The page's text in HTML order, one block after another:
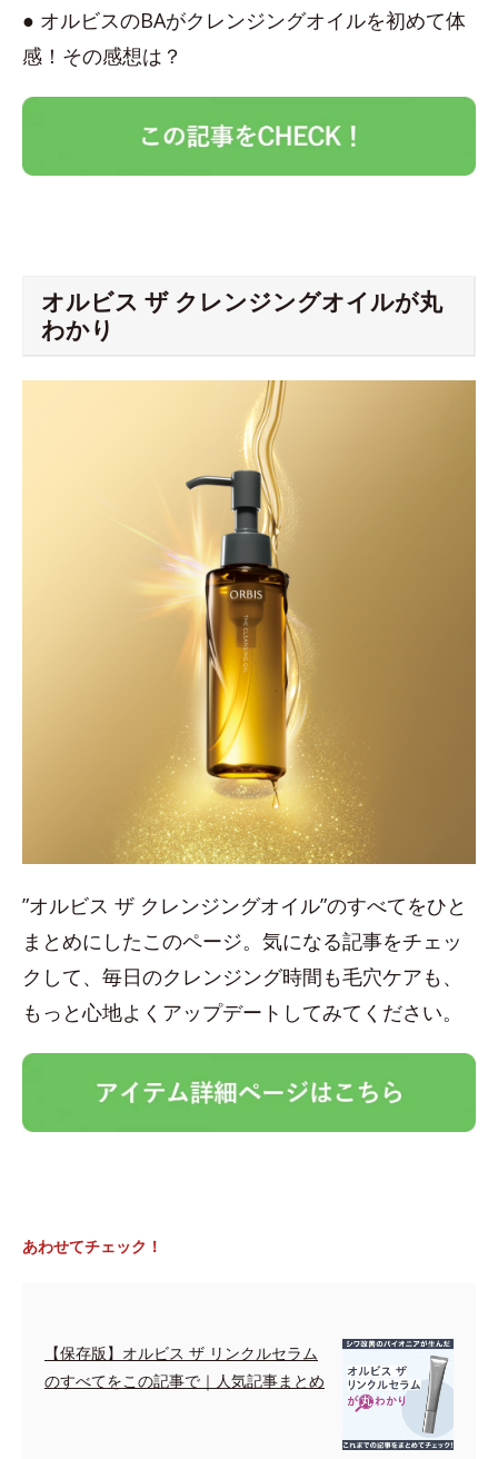
● オルビスのBAがクレンジングオイルを初めて体
感！その感想は？
オルビス ザ クレンジングオイルが丸
わかり
”オルビス ザ クレンジングオイル”のすべてをひと
まとめにしたこのページ。気になる記事をチェッ
クして、毎日のクレンジング時間も毛穴ケアも、
もっと心地よくアップデートしてみてください。
あわせてチェック！
【保存版】オルビス ザ リンクルセラム
のすべてをこの記事で｜人気記事まとめ